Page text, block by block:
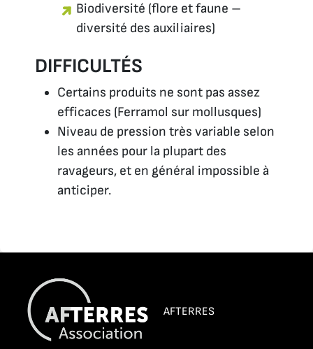
Biodiversité (flore et faune –
diversité des auxiliaires)
DIFFICULTÉS
Certains produits ne sont pas assez
efficaces (Ferramol sur mollusques)
Niveau de pression très variable selon
les années pour la plupart des
ravageurs, et en général impossible à
anticiper.
AFTERRES